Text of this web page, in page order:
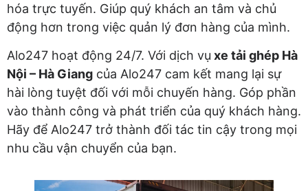
hóa trực tuyến. Giúp quý khách an tâm và chủ
động hơn trong việc quản lý đơn hàng của mình.
Alo247 hoạt động 24/7. Với dịch vụ xe tải ghép Hà
Nội – Hà Giang của Alo247 cam kết mang lại sự
hài lòng tuyệt đối với mỗi chuyến hàng. Góp phần
vào thành công và phát triển của quý khách hàng.
Hãy để Alo247 trở thành đối tác tin cậy trong mọi
nhu cầu vận chuyển của bạn.